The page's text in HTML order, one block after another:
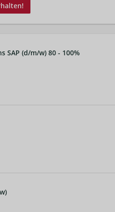
(d/m/w) 80 - 100%